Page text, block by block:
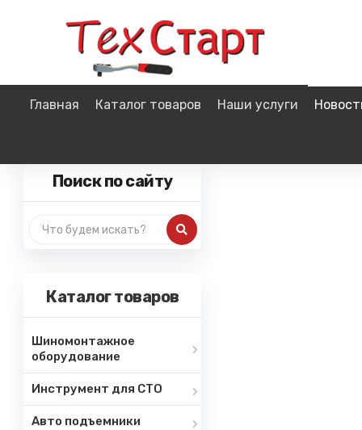
Главная Каталог товаров Наши услуги
Поиск по сайту
Каталог товаров
Шиномонтажное
оборудование
Инструмент для СТО
Авто подъемники